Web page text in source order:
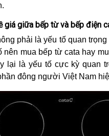
giá giữa bếp từ và bếp điện
phải là yếu tố quan
nên mua bếp từ cata hay
lại là yếu tố cực kỳ quan
đông người Việt Nam